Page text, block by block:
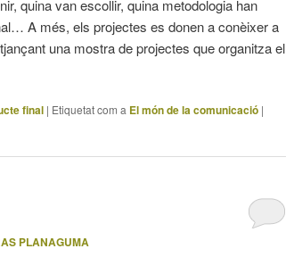
quina van escollir, quina metodologia han
A més, els projectes es donen a conèixer a
una mostra de projectes que organitza el
final | Etiquetat com a El món de la comunicació |
PLANAGUMA